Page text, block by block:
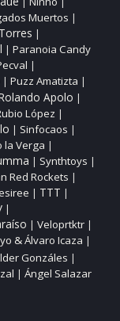
Muertos |
|
| Paranoia Candy
|
| Puzz Amatizta |
Apolo |
López |
| Sinfocaos |
la Verga |
| Synthtoys |
Red Rockets |
| TTT |
|
| Veloprtktr|
& Álvaro Icaza |
Gonzáles |
| Ángel Salazar